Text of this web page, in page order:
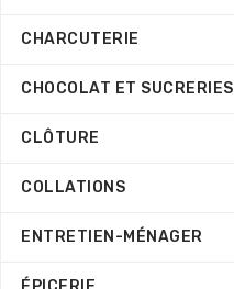
CHARCUTERIE
CHOCOLAT ET SUCRERIES
CLÔTURE
COLLATIONS
ENTRETIEN-MÉNAGER